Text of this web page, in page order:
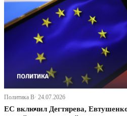
Политика В· 24.07.2026
ЕС включил Дегтярева,